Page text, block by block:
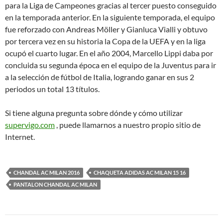
para la Liga de Campeones gracias al tercer puesto conseguido
en la temporada anterior. En la siguiente temporada, el equipo
fue reforzado con Andreas Möller y Gianluca Vialli y obtuvo
por tercera vez en su historia la Copa de la UEFA y en la liga
ocupó el cuarto lugar. En el año 2004, Marcello Lippi daba por
concluida su segunda época en el equipo de la Juventus para ir
a la selección de fútbol de Italia, logrando ganar en sus 2
periodos un total 13 títulos.
Si tiene alguna pregunta sobre dónde y cómo utilizar
supervigo.com , puede llamarnos a nuestro propio sitio de
Internet.
CHANDAL AC MILAN 2016
CHAQUETA ADIDAS AC MILAN 15 16
PANTALON CHANDAL AC MILAN